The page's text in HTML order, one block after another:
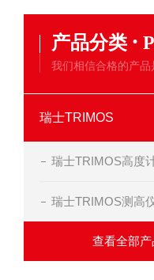
产品分类 ·
我们相信合格的产
瑞士TRIMOS
瑞士TRIMOS高度
瑞士TRIMOS测高
查看全部产